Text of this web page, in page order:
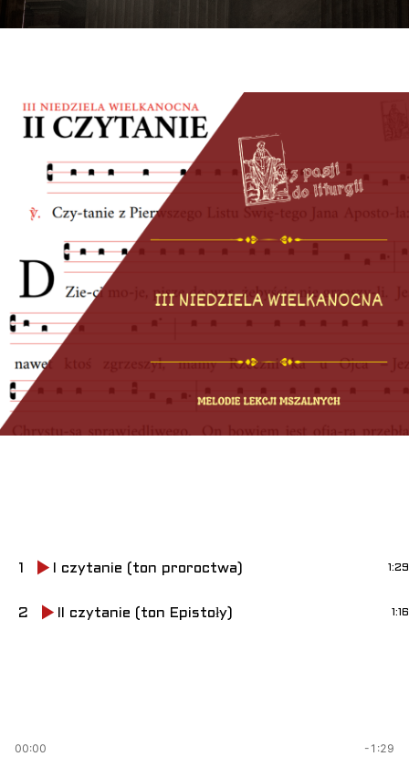
1 I czytanie (ton proroctwa) 1:29
2 II czytanie (ton Epistoły) 1:16
00:00 -1:29